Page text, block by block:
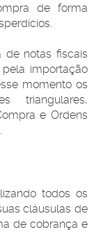
de forma
de notas fiscais
importação
momento os
triangulares,
e Ordens
todos os
cláusulas de
de cobrança e